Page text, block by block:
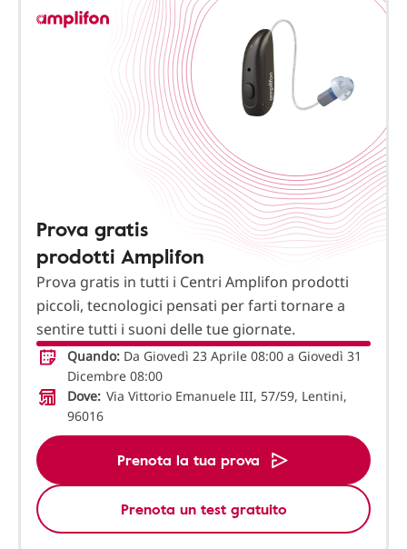
Prova gratis
prodotti Amplifon
Prova gratis in tutti i Centri Amplifon prodotti
piccoli, tecnologici pensati per farti tornare a
sentire tutti i suoni delle tue giornate.
Quando: Da Giovedì 23 Aprile 08:00 a Giovedì 31
Dicembre 08:00
Dove: Via Vittorio Emanuele III, 57/59, Lentini,
96016
Prenota la tua prova
Prenota un test gratuito